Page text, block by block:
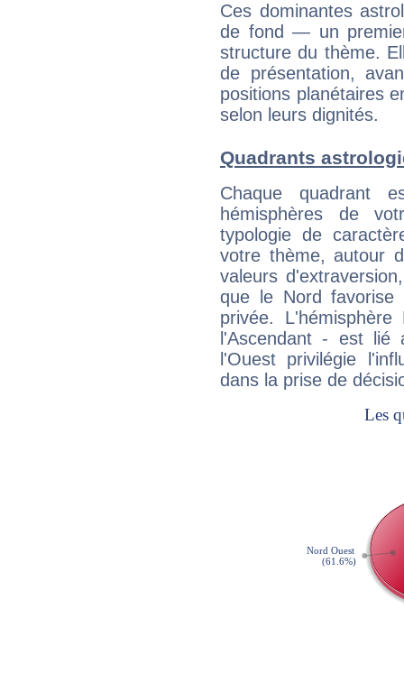
Ces dominantes
de fond — un
structure du thème.
de présentation,
positions planétaires
selon leurs dignités.
Quadrants
Chaque quadrant
hémisphères de
typologie de
votre thème, autour
valeurs
que le Nord favorise
privée.
l'Ascendant - est
l'Ouest privilégie
dans la prise de